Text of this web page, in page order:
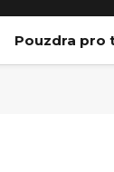
Pouzdra pro